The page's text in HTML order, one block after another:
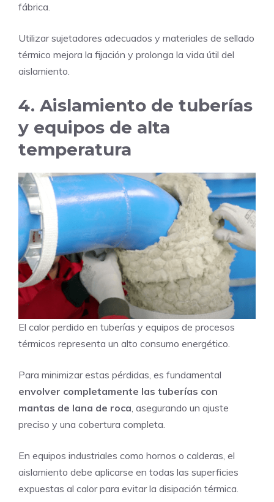
fábrica.
Utilizar sujetadores adecuados y materiales de sellado
térmico mejora la fijación y prolonga la vida útil del
aislamiento.
4. Aislamiento de tuberías
y equipos de alta
temperatura
El calor perdido en tuberías y equipos de procesos
térmicos representa un alto consumo energético.
Para minimizar estas pérdidas, es fundamental
envolver completamente las tuberías con
mantas de lana de roca, asegurando un ajuste
preciso y una cobertura completa.
En equipos industriales como hornos o calderas, el
aislamiento debe aplicarse en todas las superficies
expuestas al calor para evitar la disipación térmica.